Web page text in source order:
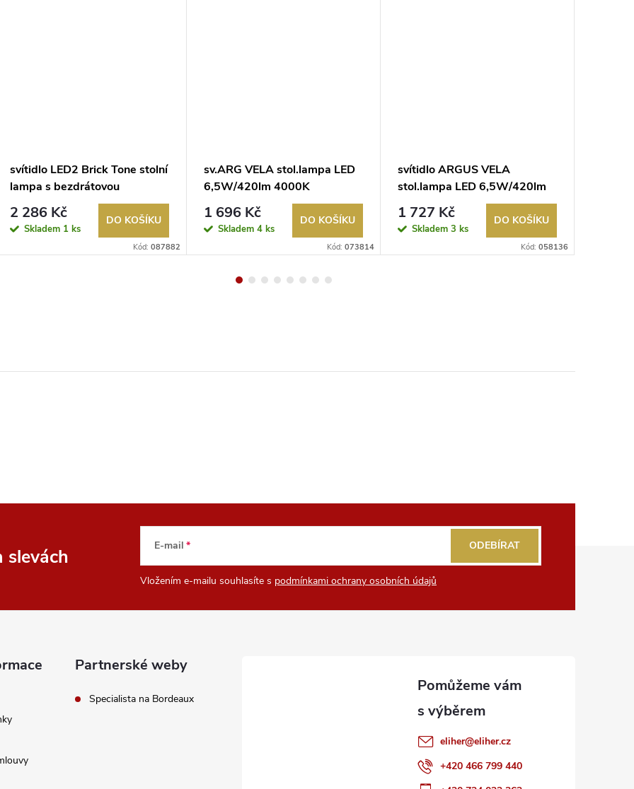
svítidlo LED2 Brick Tone stolní
lampa s bezdrátovou
nabíječkou a reproduktorem
2 286 Kč
Skladem 1 ks
DO KOŠÍKU
Kód: 087882
sv.ARG VELA stol.lampa LED
6,5W/420lm 4000K
stmívatelná stříbrná
1 696 Kč
Skladem 4 ks
DO KOŠÍKU
Kód: 073814
svítidlo ARGUS VELA
stol.lampa LED 6,5W/420lm
4000K stmívatelná bílá
1 727 Kč
Skladem 3 ks
DO KOŠÍKU
Kód: 058136
slevách E-mail
Vložením e-mailu souhlasíte s podmínkami ochrany osobních údajů
ODEBÍRAT
Partnerské weby
Specialista na Bordeaux
eliher@eliher.cz
+420 466 799 440